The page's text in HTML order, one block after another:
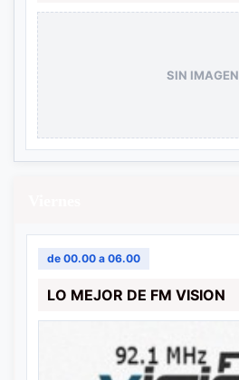
SIN IMAGEN
de 00.00 a 06.00
LO MEJOR DE FM VISION